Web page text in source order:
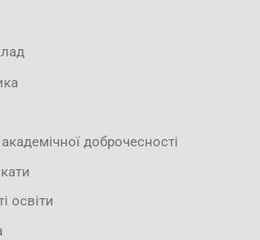
доброчесності
освіти